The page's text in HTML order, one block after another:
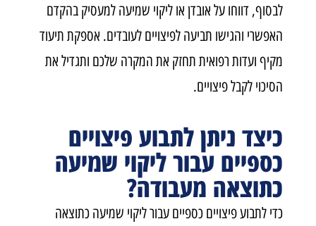
לבסוף, דווחו על אובדן או ליקוי שמיעה למעסיק בהקדם
האפשרי והגישו תביעה לפיצויים לעובדים. אספקת תיעוד
מקיף ועדות רפואית תחזק את המקרה שלכם ותגדיל את
הסיכוי לקבל פיצויים.
כיצד ניתן לתבוע פיצויים
כספיים עבור ליקוי שמיעה
כתוצאה מעבודה?
כדי לתבוע פיצויים כספיים עבור ליקוי שמיעה כתוצאה